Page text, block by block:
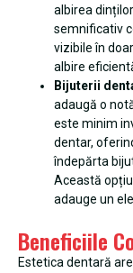
albirea
semnificativ
vizibile în
albire
Bijuterii
adaugă o
este minim
dentar,
îndepărta
Această
adauge un
Beneficiile
Estetica dentară